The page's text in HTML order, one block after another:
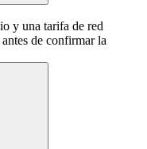
y una tarifa de red
de confirmar la